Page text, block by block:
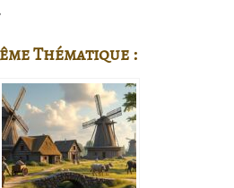
Thématique :